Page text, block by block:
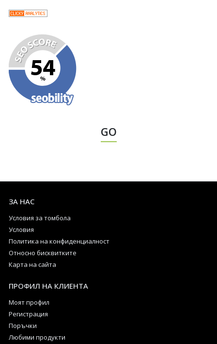
GO
ЗА НАС
Условия за томбола
Условия
Политика на конфиденциалност
Относно бисквитките
Карта на сайта
ПРОФИЛ НА КЛИЕНТА
Моят профил
Регистрация
Поръчки
Любими продукти